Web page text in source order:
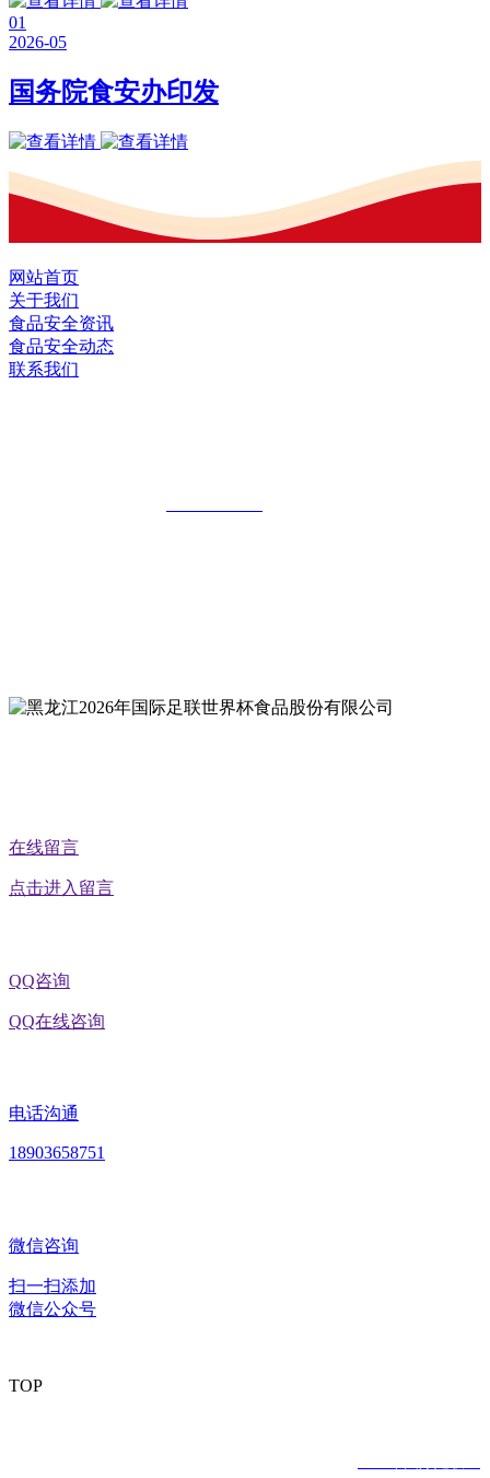
01
2026-05
国务院食安办印发
网站首页
关于我们
食品安全资讯
食品安全动态
联系我们
在线留言
点击进入留言
QQ咨询
QQ在线咨询
电话沟通
18903658751
微信咨询
扫一扫添加
微信公众号
TOP